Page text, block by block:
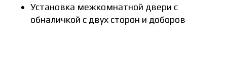
Установка межкомнатной двери с
обналичкой с двух сторон и доборов